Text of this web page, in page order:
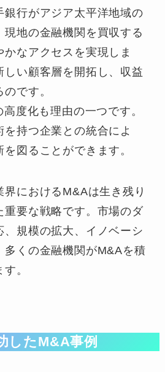
銀行がアジア太平洋地域の
地の金融機関を買収する
なアクセスを実現しま
しい顧客層を開拓し、収益
です。
度化も理由の一つです。
持つ企業との統合によ
図ることができます。
におけるM&Aは生き残り
重要な戦略です。市場のダ
、規模の拡大、イノベーシ
多くの金融機関がM&Aを積
。
したM&A事例